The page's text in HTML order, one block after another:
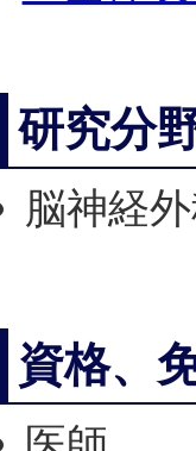
研究分
脳神経
資格、